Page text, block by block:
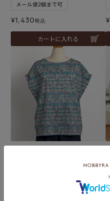
メール便2個まで可
¥1,430税込
カートに入れる
¥